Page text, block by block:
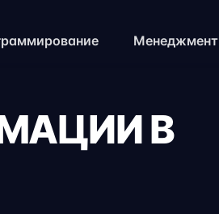
Менеджмент
В